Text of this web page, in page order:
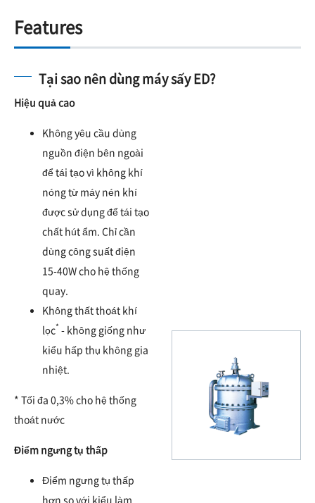
Features
Tại sao nên dùng máy sấy ED?
Hiệu quả cao
Không yêu cầu dùng
nguồn điện bên ngoài
để tái tạo vì không khí
nóng từ máy nén khí
được sử dụng để tái tạo
chất hút ẩm. Chỉ cần
dùng công suất điện
15-40W cho hệ thống
quay.
Không thất thoát khí
lọc* - không giống như
kiểu hấp thụ không gia
nhiệt.
* Tối đa 0,3% cho hệ thống
thoát nước
Điểm ngưng tụ thấp
Điểm ngưng tụ thấp
hơn so với kiểu làm